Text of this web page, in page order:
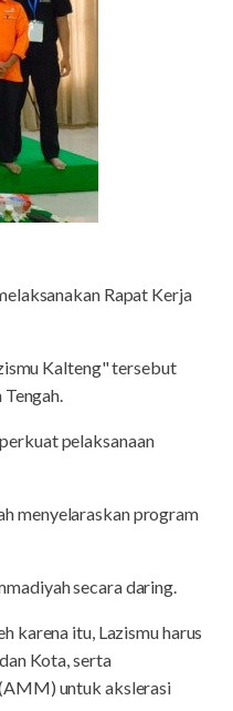
Rapat Kerja
Kalteng" tersebut
pelaksanaan
menyelaraskan program
secara daring.
karena itu, Lazismu harus
Kota, serta
untuk akslerasi